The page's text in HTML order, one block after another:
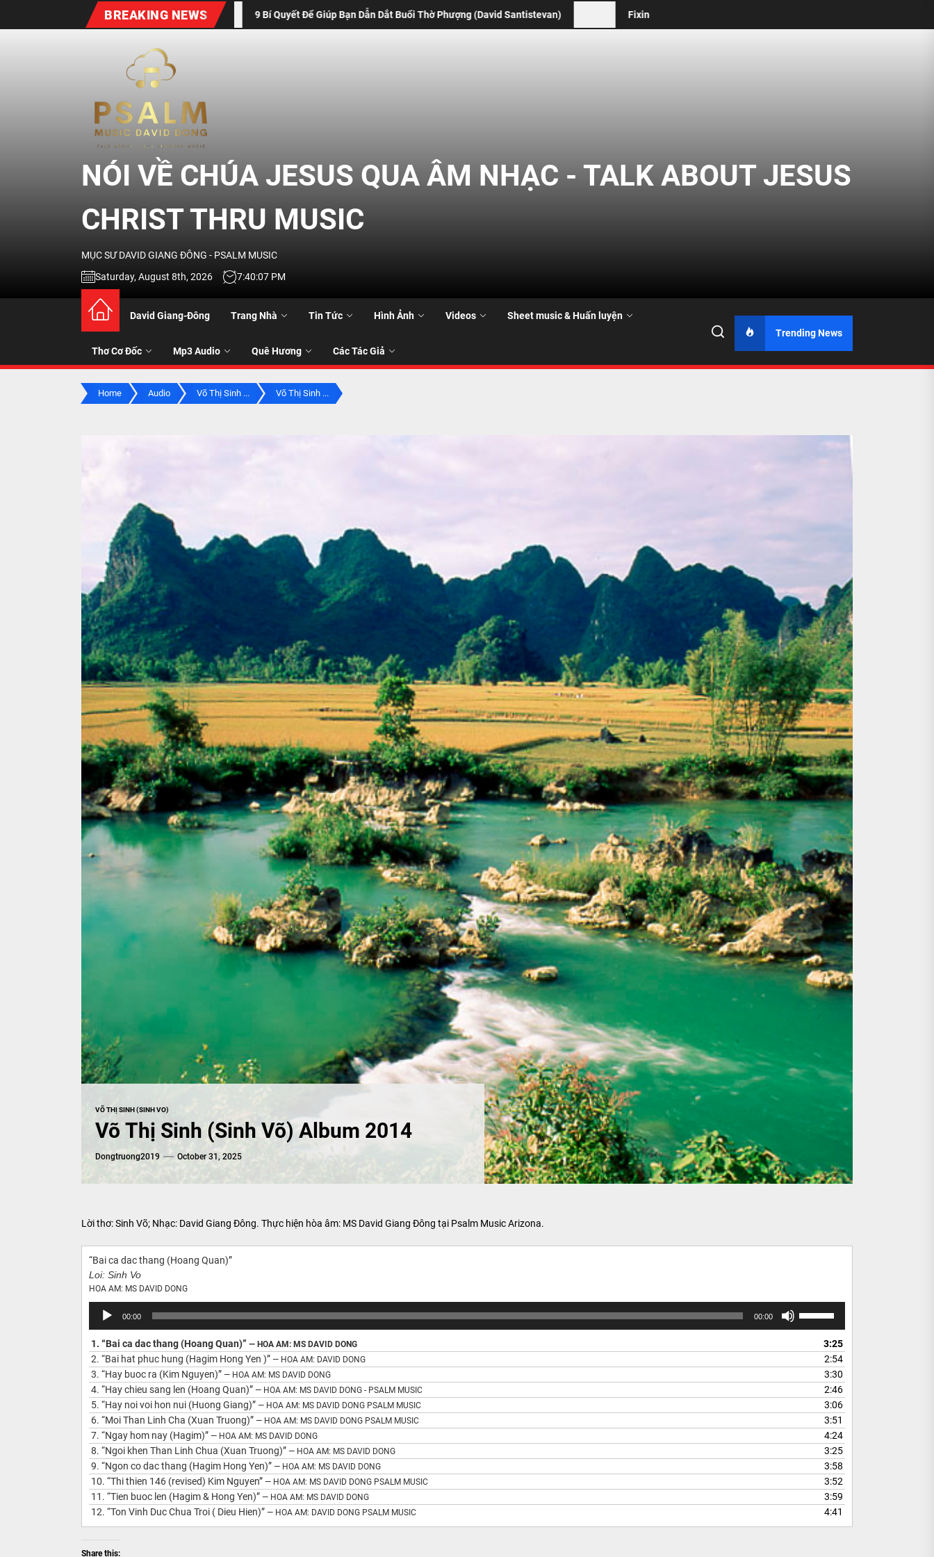
BREAKING NEWS
9 Bí Quyết Để Giúp Bạn Dẫn Dắt Buổi Thờ Phượng (David Santistevan) Fixing Our Eyes On Jesus (David Dong)
CHÚA
JESUS
QUA
ÂM
NHẠC
-
TALK
ABOUT
CHRIST
THRU
MUSIC
NÓI VỀ CHÚA JESUS QUA ÂM NHẠC - TALK ABOUT JESUS
CHRIST THRU MUSIC
MỤC SƯ DAVID GIANG ĐÔNG - PSALM MUSIC
Saturday, August 8th, 2026
7:40:08 PM
David Giang-Đông Trang Nhà Tin Tức Hình Ảnh Videos Sheet music & Huấn luyện
Thơ Cơ Đốc Mp3 Audio Quê Hương Các Tác Giả
Trending News
Home Audio Võ Thị Sinh ... Võ Thị Sinh ...
VÕ THỊ SINH (SINH VO)
Võ Thị Sinh (Sinh Võ) Album 2014
Dongtruong2019 October 31, 2025
Lời thơ: Sinh Võ; Nhạc: David Giang Đông. Thực hiện hòa âm: MS David Giang Đông tại Psalm Music Arizona.
“Bai ca dac thang (Hoang Quan)”
Loi: Sinh Vo
HOA AM: MS DAVID DONG
Audio
Player
00:00 00:00
keys
to
increase
or
decrease
volume.
1. “Bai ca dac thang (Hoang Quan)” — HOA AM: MS DAVID DONG
3:25
2. “Bai hat phuc hung (Hagim Hong Yen )” — HOA AM: DAVID DONG
2:54
3. “Hay buoc ra (Kim Nguyen)” — HOA AM: MS DAVID DONG
3:30
4. “Hay chieu sang len (Hoang Quan)” — HOA AM: MS DAVID DONG - PSALM MUSIC
2:46
5. “Hay noi voi hon nui (Huong Giang)” — HOA AM: MS DAVID DONG PSALM MUSIC
3:06
6. “Moi Than Linh Cha (Xuan Truong)” — HOA AM: MS DAVID DONG PSALM MUSIC
3:51
7. “Ngay hom nay (Hagim)” — HOA AM: MS DAVID DONG
4:24
8. “Ngoi khen Than Linh Chua (Xuan Truong)” — HOA AM: MS DAVID DONG
3:25
9. “Ngon co dac thang (Hagim Hong Yen)” — HOA AM: MS DAVID DONG
3:58
10. “Thi thien 146 (revised) Kim Nguyen” — HOA AM: MS DAVID DONG PSALM MUSIC
3:52
11. “Tien buoc len (Hagim & Hong Yen)” — HOA AM: MS DAVID DONG
3:59
12. “Ton Vinh Duc Chua Troi ( Dieu Hien)” — HOA AM: DAVID DONG PSALM MUSIC 4:41
Share this: